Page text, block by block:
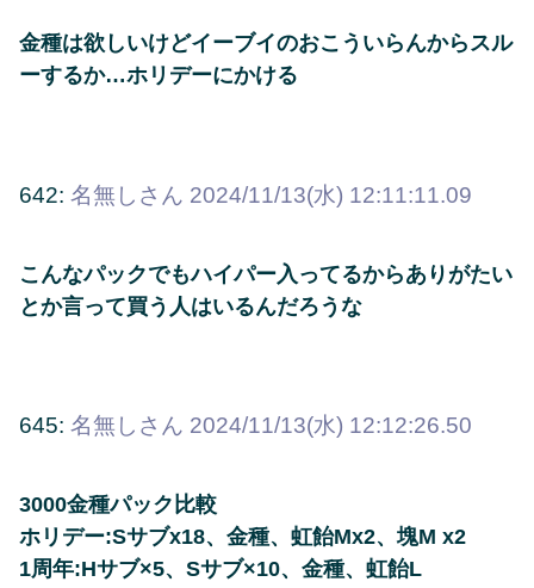
金種は欲しいけどイーブイのおこういらんからスル
ーするか…ホリデーにかける
642: 名無しさん 2024/11/13(水) 12:11:11.09
こんなパックでもハイパー入ってるからありがたい
とか言って買う人はいるんだろうな
645: 名無しさん 2024/11/13(水) 12:12:26.50
3000金種パック比較
ホリデー:Sサブx18、金種、虹飴Mx2、塊M x2
1周年:Hサブ×5、Sサブ×10、金種、虹飴L